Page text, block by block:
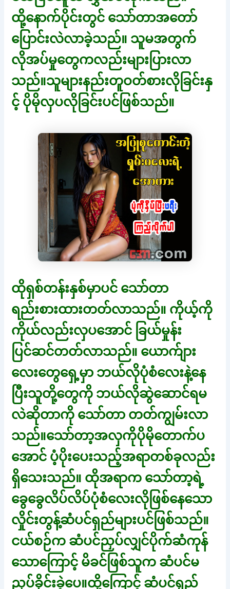
ထို့နောက်ပိုင်းတွင် သော်တာအတော်
ပြောင်းလဲလာခဲ့သည်။ သူမအတွက်
လိုအပ်မှုတွေကလည်းများပြားလာ
သည်။သူများနည်းတူဝတ်စားလိုခြင်းနှ
င့် ပိုမိုလှပလိုခြင်းပင်ဖြစ်သည်။
ထိုရှစ်တန်းနှစ်မှာပင် သော်တာ
ရည်းစားထားတတ်လာသည်။ ကိုယ့်ကို
ကိုယ်လည်းလှပအောင် ခြယ်မှုန်း
ပြင်ဆင်တတ်လာသည်။ ယောက်ျား
လေးတွေရှေ့မှာ ဘယ်လိုပုံစံလေးနဲ့နေ
ပြီးသူတို့တွေကို ဘယ်လိုဆွဲဆောင်ရမ
လဲဆိုတာကို သော်တာ တတ်ကျွမ်းလာ
သည်။သော်တာ့အလှကိုပိုမိုတောက်ပ
အောင် ပံ့ပိုးပေးသည့်အရာတစ်ခုလည်း
ရှိသေးသည်။ ထိုအရာက သော်တာ့ရဲ့
ခွေခွေလိပ်လိပ်ပုံစံလေးလိုဖြစ်နေသော
လှိုင်းတွန့်ဆံပင်ရှည်များပင်ဖြစ်သည်။
ငယ်စဉ်က ဆံပင်ညှပ်လျှင်ပိုက်ဆံကုန်
သောကြောင့် မိခင်ဖြစ်သူက ဆံပင်မ
ညှပ်ခိုင်းခဲ့ပေ။ထို့ကြောင့် ဆံပင်ရှည်